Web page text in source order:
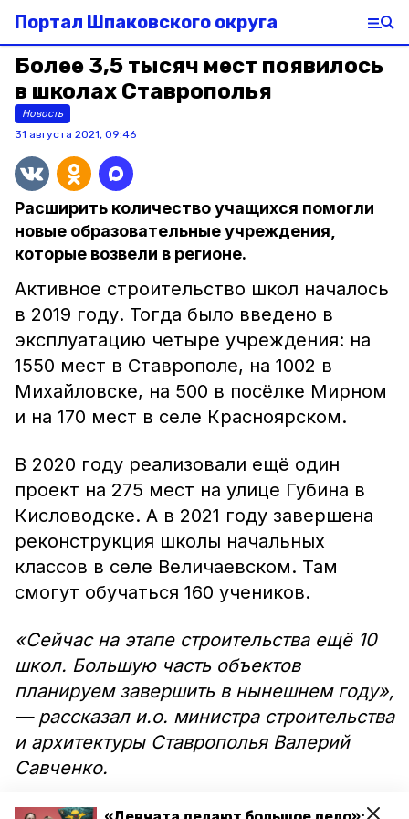
Портал Шпаковского округа
Более 3,5 тысяч мест появилось
в школах Ставрополья
Новость
31 августа 2021, 09:46
Расширить количество учащихся помогли
новые образовательные учреждения,
которые возвели в регионе.
Активное строительство школ началось
в 2019 году. Тогда было введено в
эксплуатацию четыре учреждения: на
1550 мест в Ставрополе, на 1002 в
Михайловске, на 500 в посёлке Мирном
и на 170 мест в селе Красноярском.
В 2020 году реализовали ещё один
проект на 275 мест на улице Губина в
Кисловодске. А в 2021 году завершена
реконструкция школы начальных
классов в селе Величаевском. Там
смогут обучаться 160 учеников.
«Сейчас на этапе строительства ещё 10
школ. Большую часть объектов
планируем завершить в нынешнем году»,
— рассказал и.о. министра строительства
и архитектуры Ставрополья Валерий
Савченко.